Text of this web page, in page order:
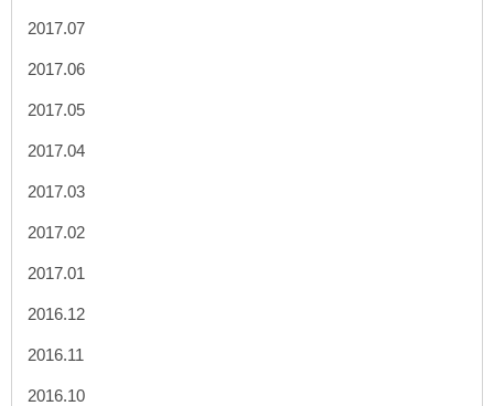
2017.07
2017.06
2017.05
2017.04
2017.03
2017.02
2017.01
2016.12
2016.11
2016.10